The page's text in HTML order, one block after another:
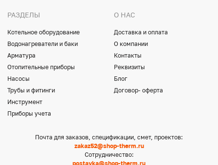
РАЗДЕЛЫ
Котельное оборудование
Водонагреватели и баки
Арматура
Отопительные приборы
Насосы
Трубы и фитинги
Инструмент
Приборы учета
О НАС
Доставка и оплата
О компании
Контакты
Реквизиты
Блог
Договор- оферта
Почта для заказов, спецификации, смет, проектов:
zakaz52@shop-therm.ru
Сотрудничество:
postavka@shop-therm.ru